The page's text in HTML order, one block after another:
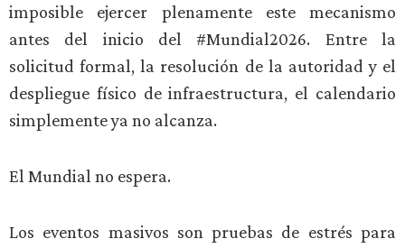
imposible ejercer plenamente este mecanismo
antes del inicio del #Mundial2026. Entre la
solicitud formal, la resolución de la autoridad y el
despliegue físico de infraestructura, el calendario
simplemente ya no alcanza.
El Mundial no espera.
Los eventos masivos son pruebas de estrés para